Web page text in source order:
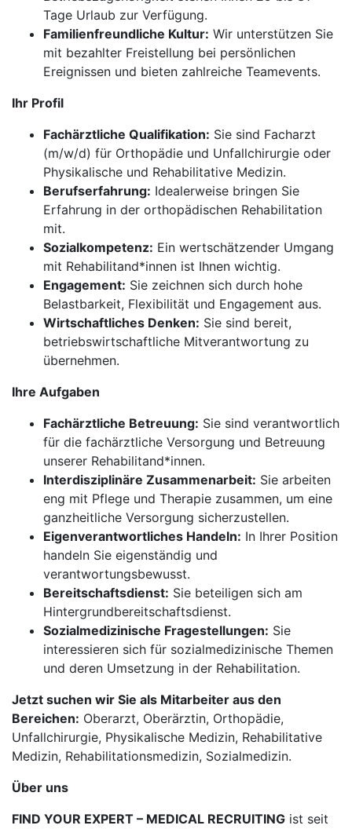
Tage Urlaub zur Verfügung.
Familienfreundliche Kultur: Wir unterstützen Sie
mit bezahlter Freistellung bei persönlichen
Ereignissen und bieten zahlreiche Teamevents.
Ihr Profil
Fachärztliche Qualifikation: Sie sind Facharzt
(m/w/d) für Orthopädie und Unfallchirurgie oder
Physikalische und Rehabilitative Medizin.
Berufserfahrung: Idealerweise bringen Sie
Erfahrung in der orthopädischen Rehabilitation
mit.
Sozialkompetenz: Ein wertschätzender Umgang
mit Rehabilitand*innen ist Ihnen wichtig.
Engagement: Sie zeichnen sich durch hohe
Belastbarkeit, Flexibilität und Engagement aus.
Wirtschaftliches Denken: Sie sind bereit,
betriebswirtschaftliche Mitverantwortung zu
übernehmen.
Ihre Aufgaben
Fachärztliche Betreuung: Sie sind verantwortlich
für die fachärztliche Versorgung und Betreuung
unserer Rehabilitand*innen.
Interdisziplinäre Zusammenarbeit: Sie arbeiten
eng mit Pflege und Therapie zusammen, um eine
ganzheitliche Versorgung sicherzustellen.
Eigenverantwortliches Handeln: In Ihrer Position
handeln Sie eigenständig und
verantwortungsbewusst.
Bereitschaftsdienst: Sie beteiligen sich am
Hintergrundbereitschaftsdienst.
Sozialmedizinische Fragestellungen: Sie
interessieren sich für sozialmedizinische Themen
und deren Umsetzung in der Rehabilitation.
Jetzt suchen wir Sie als Mitarbeiter aus den
Bereichen: Oberarzt, Oberärztin, Orthopädie,
Unfallchirurgie, Physikalische Medizin, Rehabilitative
Medizin, Rehabilitationsmedizin, Sozialmedizin.
Über uns
FIND YOUR EXPERT – MEDICAL RECRUITING ist seit